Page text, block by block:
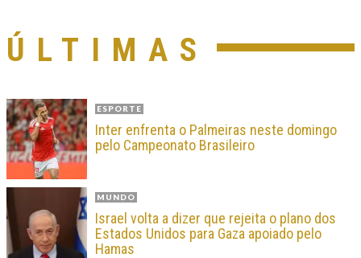
ÚLTIMAS
ESPORTE
Inter enfrenta o Palmeiras neste domingo
pelo Campeonato Brasileiro
MUNDO
Israel volta a dizer que rejeita o plano dos
Estados Unidos para Gaza apoiado pelo
Hamas